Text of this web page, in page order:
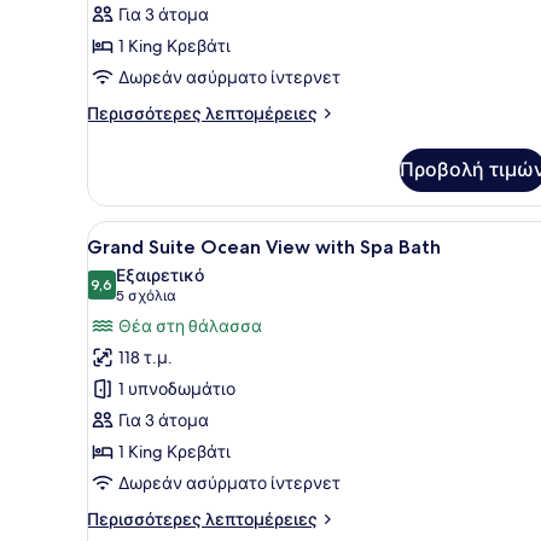
Σουίτα,
1
King
Κρεβάτι
Bath)
Για 3 άτομα
1 King Κρεβάτι
Δωρεάν ασύρματο ίντερνετ
Περισσότερες λεπτομέρειες
Περισσότερες
Στούντιο-
Σουίτα,
1
King
Κρεβάτι
(with
Spa
Bath)
Προβολή
Προβολή
όλων
των
φωτογραφιών
για
Grand
Suite
Ocean
View
with
Spa
Ένα ευρύχωρο δωμάτιο
20
Grand Suite Ocean View with Spa Bath
9,69,6 στα 10
Εξαιρετικό
5 σχόλια
(5
σχόλια)
Θέα στη θάλασσα
118 τ.μ.
1 υπνοδωμάτιο
Για 3 άτομα
1 King Κρεβάτι
Δωρεάν ασύρματο ίντερνετ
Περισσότερες λεπτομέρειες
Περισσότερες